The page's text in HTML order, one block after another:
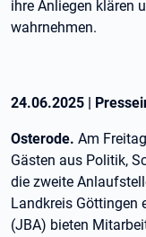
ihre Anliegen klären
wahrnehmen.
24.06.2025 |
Osterode. Am
Gästen aus Politik,
die zweite
Landkreis Göttingen
(JBA) bieten